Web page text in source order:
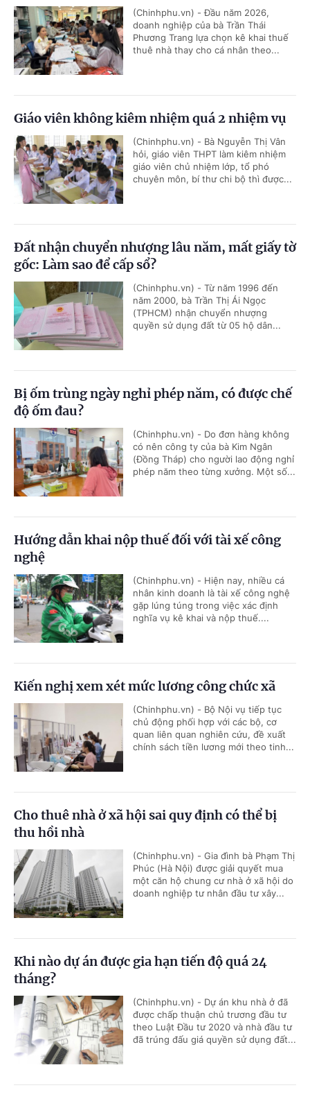
(Chinhphu.vn) - Đầu năm 2026,
doanh nghiệp của bà Trần Thái
Phương Trang lựa chọn kê khai thuế
thuê nhà thay cho cá nhân theo...
Giáo viên không kiêm nhiệm quá 2 nhiệm vụ
(Chinhphu.vn) - Bà Nguyễn Thị Vân
hỏi, giáo viên THPT làm kiêm nhiệm
giáo viên chủ nhiệm lớp, tổ phó
chuyên môn, bí thư chi bộ thì được...
Đất nhận chuyển nhượng lâu năm, mất giấy tờ
gốc: Làm sao để cấp sổ?
(Chinhphu.vn) - Từ năm 1996 đến
năm 2000, bà Trần Thị Ái Ngọc
(TPHCM) nhận chuyển nhượng
quyền sử dụng đất từ 05 hộ dân...
Bị ốm trùng ngày nghỉ phép năm, có được chế
độ ốm đau?
(Chinhphu.vn) - Do đơn hàng không
có nên công ty của bà Kim Ngân
(Đồng Tháp) cho người lao động nghỉ
phép năm theo từng xưởng. Một số...
Hướng dẫn khai nộp thuế đối với tài xế công
nghệ
(Chinhphu.vn) - Hiện nay, nhiều cá
nhân kinh doanh là tài xế công nghệ
gặp lúng túng trong việc xác định
nghĩa vụ kê khai và nộp thuế....
Kiến nghị xem xét mức lương công chức xã
(Chinhphu.vn) - Bộ Nội vụ tiếp tục
chủ động phối hợp với các bộ, cơ
quan liên quan nghiên cứu, đề xuất
chính sách tiền lương mới theo tinh...
Cho thuê nhà ở xã hội sai quy định có thể bị
thu hồi nhà
(Chinhphu.vn) - Gia đình bà Phạm Thị
Phúc (Hà Nội) được giải quyết mua
một căn hộ chung cư nhà ở xã hội do
doanh nghiệp tư nhân đầu tư xây...
Khi nào dự án được gia hạn tiến độ quá 24
tháng?
(Chinhphu.vn) - Dự án khu nhà ở đã
được chấp thuận chủ trương đầu tư
theo Luật Đầu tư 2020 và nhà đầu tư
đã trúng đấu giá quyền sử dụng đất...